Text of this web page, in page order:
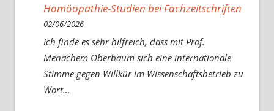
Homöopathie-Studien bei Fachzeitschriften
02/06/2026
Ich finde es sehr hilfreich, dass mit Prof.
Menachem Oberbaum sich eine internationale
Stimme gegen Willkür im Wissenschaftsbetrieb zu
Wort…